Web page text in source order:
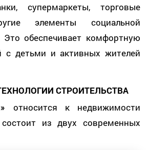
супермаркеты, торговые
элементы социальной
Это обеспечивает комфортную
с детьми и активных жителей
СТРОИТЕЛЬСТВА
относится к недвижимости
состоит из двух современных